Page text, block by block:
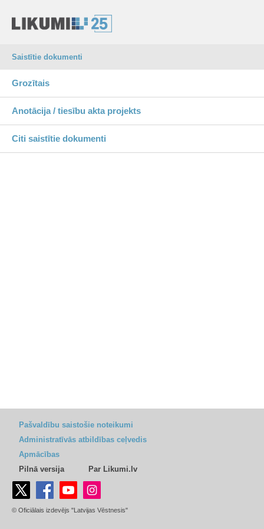
Saistītie dokumenti
Grozītais
Anotācija / tiesību akta projekts
Citi saistītie dokumenti
Pašvaldību saistošie noteikumi
Administratīvās atbildības ceļvedis
Apmācības
Pilnā versija
Par Likumi.lv
© Oficiālais izdevējs "Latvijas Vēstnesis"